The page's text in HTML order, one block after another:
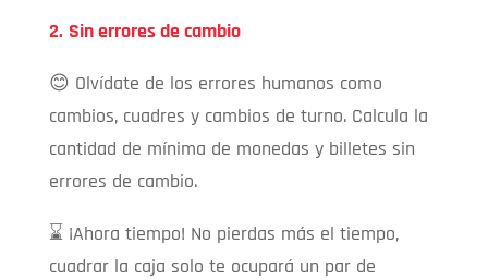
2. Sin errores de cambio
😊 Olvídate de los errores humanos como
cambios, cuadres y cambios de turno. Calcula la
cantidad de mínima de monedas y billetes sin
errores de cambio.
⌛ ¡Ahora tiempo! No pierdas más el tiempo,
cuadrar la caja solo te ocupará un par de